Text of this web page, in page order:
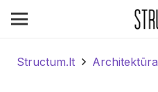
Structum.lt Architektūra